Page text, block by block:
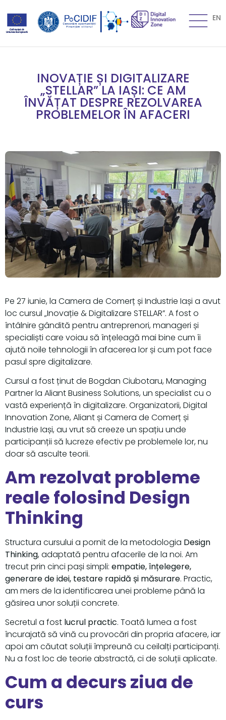
EN
INOVAȚIE ȘI DIGITALIZARE
„STELLAR” LA IAȘI: CE AM
ÎNVĂȚAT DESPRE REZOLVAREA
PROBLEMELOR ÎN AFACERI
Pe 27 iunie, la Camera de Comerț și Industrie Iași a avut
loc cursul „Inovație & Digitalizare STELLAR”. A fost o
întâlnire gândită pentru antreprenori, manageri și
specialiști care voiau să înțeleagă mai bine cum îi
ajută noile tehnologii în afacerea lor și cum pot face
pasul spre digitalizare.
Cursul a fost ținut de Bogdan Ciubotaru, Managing
Partner la Aliant Business Solutions, un specialist cu o
vastă experiență în digitalizare. Organizatorii, Digital
Innovation Zone, Aliant și Camera de Comerț și
Industrie Iași, au vrut să creeze un spațiu unde
participanții să lucreze efectiv pe problemele lor, nu
doar să asculte teorii.
Am rezolvat probleme
reale folosind Design
Thinking
Structura cursului a pornit de la metodologia Design
Thinking, adaptată pentru afacerile de la noi. Am
trecut prin cinci pași simpli: empatie, înțelegere,
generare de idei, testare rapidă și măsurare. Practic,
am mers de la identificarea unei probleme până la
găsirea unor soluții concrete.
Secretul a fost lucrul practic. Toată lumea a fost
încurajată să vină cu provocări din propria afacere, iar
apoi am căutat soluții împreună cu ceilalți participanți.
Nu a fost loc de teorie abstractă, ci de soluții aplicate.
Cum a decurs ziua de
curs